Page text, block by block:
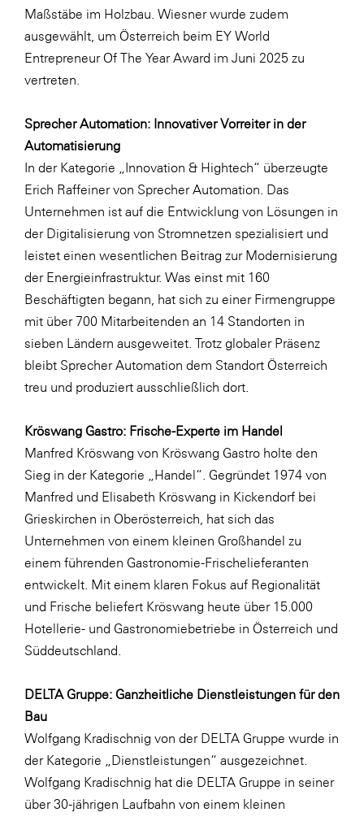
Maßstäbe im Holzbau. Wiesner wurde zudem
ausgewählt, um Österreich beim EY World
Entrepreneur Of The Year Award im Juni 2025 zu
vertreten.
Sprecher Automation: Innovativer Vorreiter in der
Automatisierung
In der Kategorie „Innovation & Hightech“ überzeugte
Erich Raffeiner von Sprecher Automation. Das
Unternehmen ist auf die Entwicklung von Lösungen in
der Digitalisierung von Stromnetzen spezialisiert und
leistet einen wesentlichen Beitrag zur Modernisierung
der Energieinfrastruktur. Was einst mit 160
Beschäftigten begann, hat sich zu einer Firmengruppe
mit über 700 Mitarbeitenden an 14 Standorten in
sieben Ländern ausgeweitet. Trotz globaler Präsenz
bleibt Sprecher Automation dem Standort Österreich
treu und produziert ausschließlich dort.
Kröswang Gastro: Frische-Experte im Handel
Manfred Kröswang von Kröswang Gastro holte den
Sieg in der Kategorie „Handel“. Gegründet 1974 von
Manfred und Elisabeth Kröswang in Kickendorf bei
Grieskirchen in Oberösterreich, hat sich das
Unternehmen von einem kleinen Großhandel zu
einem führenden Gastronomie-Frischelieferanten
entwickelt. Mit einem klaren Fokus auf Regionalität
und Frische beliefert Kröswang heute über 15.000
Hotellerie- und Gastronomiebetriebe in Österreich und
Süddeutschland.
DELTA Gruppe: Ganzheitliche Dienstleistungen für den
Bau
Wolfgang Kradischnig von der DELTA Gruppe wurde in
der Kategorie „Dienstleistungen“ ausgezeichnet.
Wolfgang Kradischnig hat die DELTA Gruppe in seiner
über 30-jährigen Laufbahn von einem kleinen